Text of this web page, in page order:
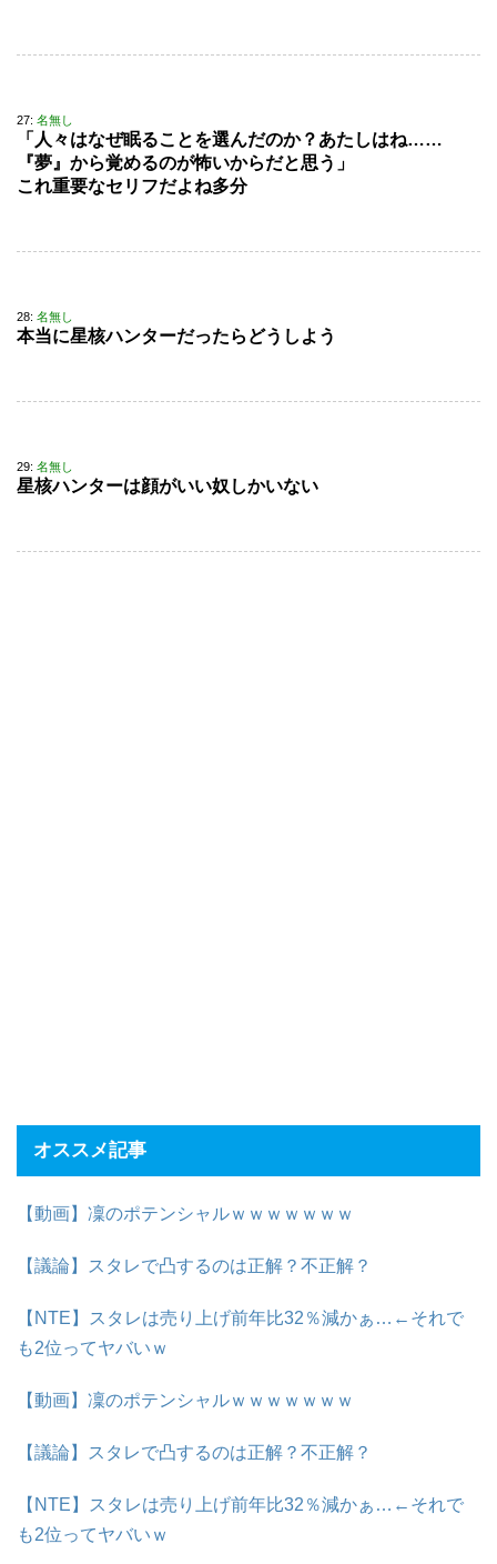
27: 名無し
「人々はなぜ眠ることを選んだのか？あたしはね……
『夢』から覚めるのが怖いからだと思う」
これ重要なセリフだよね多分
28: 名無し
本当に星核ハンターだったらどうしよう
29: 名無し
星核ハンターは顔がいい奴しかいない
オススメ記事
【動画】凜のポテンシャルｗｗｗｗｗｗｗ
【議論】スタレで凸するのは正解？不正解？
【NTE】スタレは売り上げ前年比32％減かぁ…←それで
も2位ってヤバいｗ
【動画】凜のポテンシャルｗｗｗｗｗｗｗ
【議論】スタレで凸するのは正解？不正解？
【NTE】スタレは売り上げ前年比32％減かぁ…←それで
も2位ってヤバいｗ